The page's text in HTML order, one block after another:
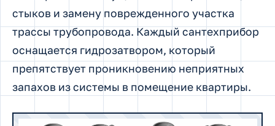
стыков и замену поврежденного участка
трассы трубопровода. Каждый сантехприбор
оснащается гидрозатвором, который
препятствует проникновению неприятных
запахов из системы в помещение квартиры.